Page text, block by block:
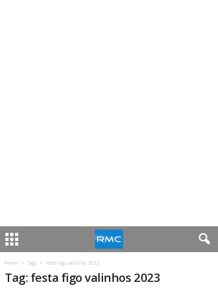
Home Tags Festa figo valinhos 2023
Tag: festa figo valinhos 2023